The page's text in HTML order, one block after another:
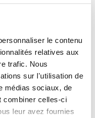
le contenu
relatives aux
trafic. Nous
sur l'utilisation de
médias sociaux, de
combiner celles-ci
leur avez fournies
miniature GT5P
N6MA100